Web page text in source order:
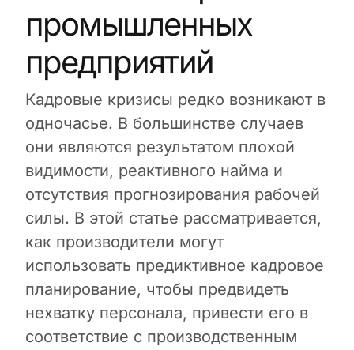
промышленных
предприятий
Кадровые кризисы редко возникают в
одночасье. В большинстве случаев
они являются результатом плохой
видимости, реактивного найма и
отсутствия прогнозирования рабочей
силы. В этой статье рассматривается,
как производители могут
использовать предиктивное кадровое
планирование, чтобы предвидеть
нехватку персонала, привести его в
соответствие с производственным